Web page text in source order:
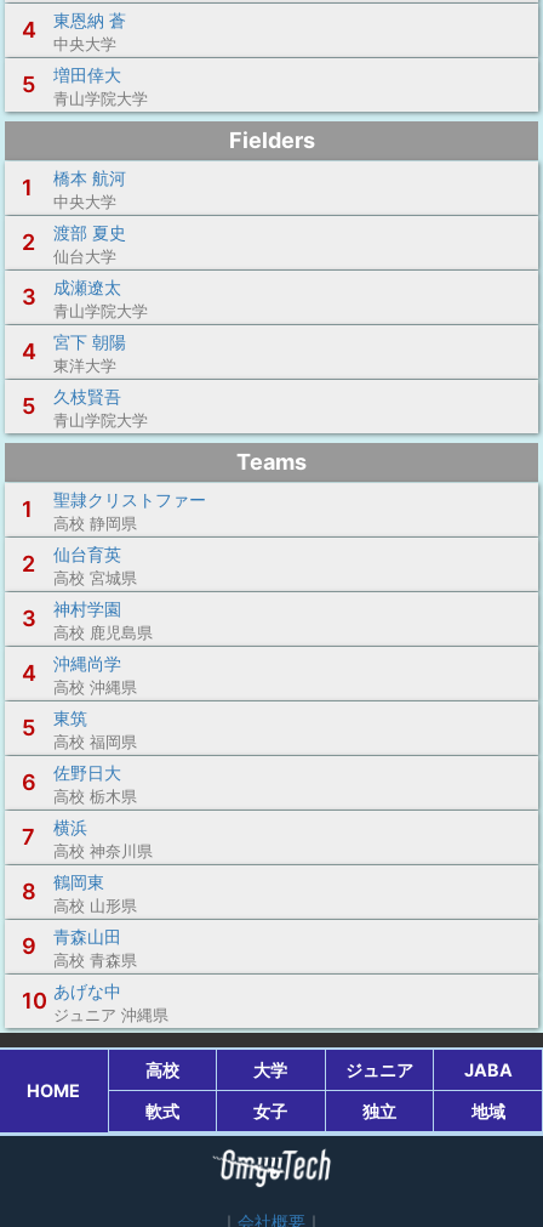
4 東恩納 蒼
中央大学
5 増田倖大
青山学院大学
Fielders
1
橋本 航河
中央大学
2 渡部 夏史
仙台大学
3 成瀬遼太
青山学院大学
4 宮下 朝陽
東洋大学
5 久枝賢吾
青山学院大学
Teams
1
聖隷クリストファー
高校 静岡県
2 仙台育英
高校 宮城県
3 神村学園
高校 鹿児島県
4 沖縄尚学
高校 沖縄県
5 東筑
高校 福岡県
6 佐野日大
高校 栃木県
7 横浜
高校 神奈川県
8 鶴岡東
高校 山形県
9 青森山田
高校 青森県
10 あげな中
ジュニア 沖縄県
HOME
高校 大学 ジュニア
JABA
軟式
女子 独立 地域
会社概要